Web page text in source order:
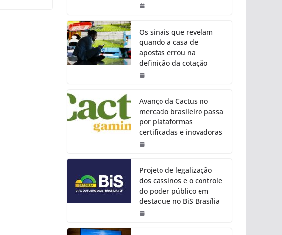
Os sinais que revelam
quando a casa de
apostas errou na
definição da cotação
Avanço da Cactus no
mercado brasileiro passa
por plataformas
certificadas e inovadoras
Projeto de legalização
dos cassinos e o controle
do poder público em
destaque no BiS Brasília